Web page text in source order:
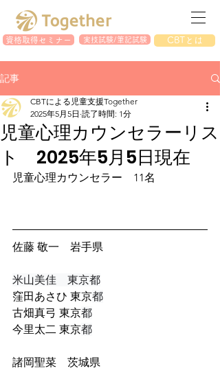
資格取得セミナー 実技試験/筆記試験 CBTとは
記事
児童心理カウンセラーリス
ト 2025年5月5日現在
CBTによる児童支援Together
2025年5月5日 読了時間: 1分
児童心理カウンセラー　11名
佐藤 敬一　岩手県
米山美佳　東京都
窪田あさひ 東京都
古畑真弓 東京都
今里太二 東京都
諸岡聖菜　茨城県